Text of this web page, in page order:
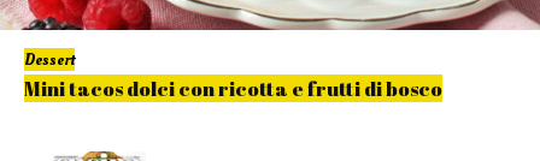
Dessert
Mini tacos dolci con ricotta e frutti di bosco